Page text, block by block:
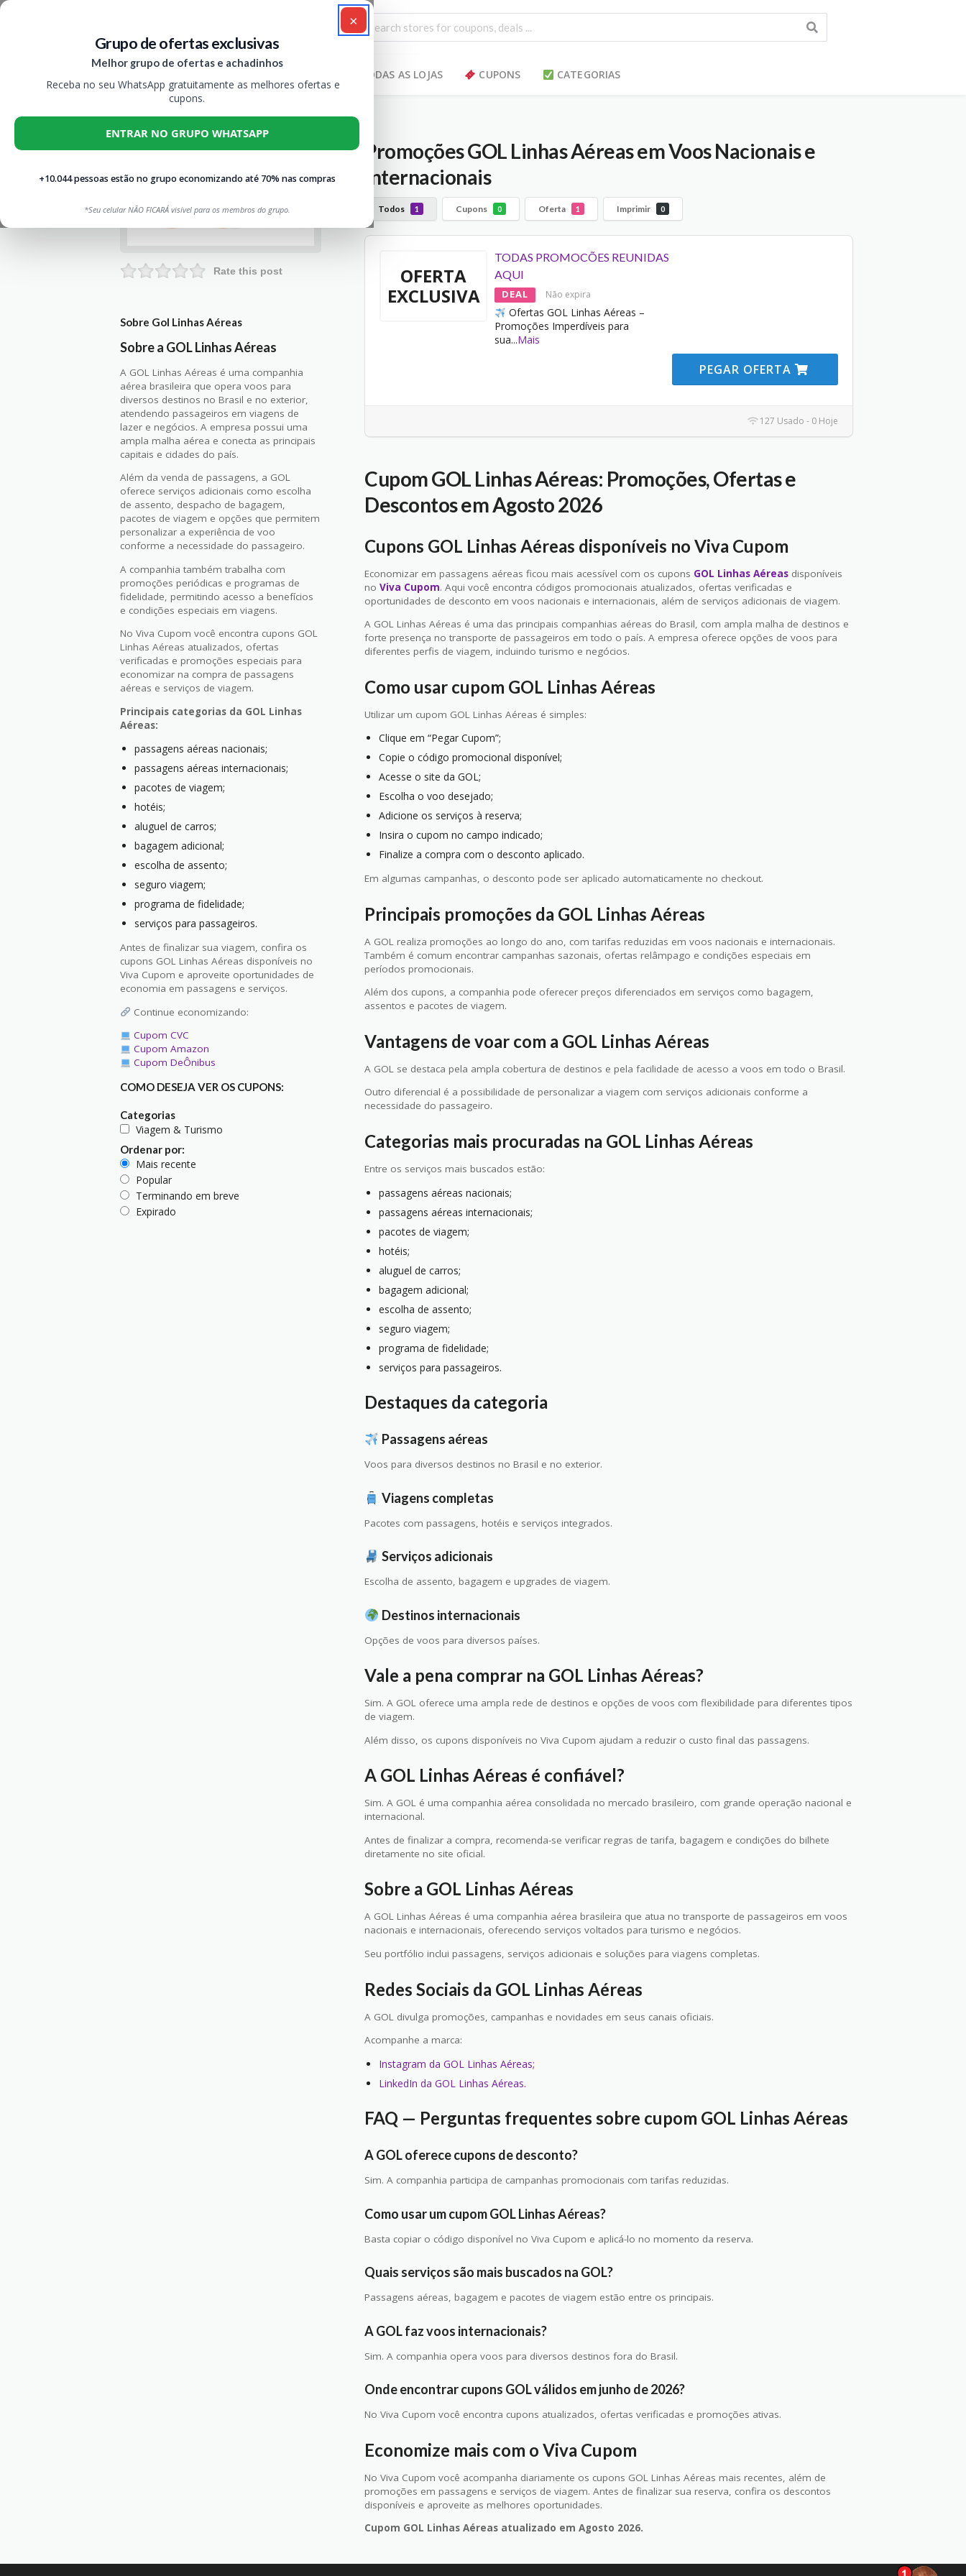
×
Grupo de ofertas exclusivas
Melhor grupo de ofertas e achadinhos
Receba no seu WhatsApp gratuitamente as melhores ofertas e
cupons.
ENTRAR NO GRUPO WHATSAPP
+10.044 pessoas estão no grupo economizando até 70% nas compras
*Seu celular NÃO FICARÁ visível para os membros do grupo.
TODAS AS LOJAS CUPONS CATEGORIAS
Promoções GOL Linhas Aéreas em Voos Nacionais e
Internacionais
Todos 1 Cupons 0 Oferta 1 Imprimir 0
OFERTA
EXCLUSIVA
TODAS PROMOCÕES REUNIDAS
AQUI
DEAL Não expira
Ofertas GOL Linhas Aéreas –
Promoções Imperdíveis para
sua...Mais
PEGAR OFERTA
127 Usado - 0 Hoje
Cupom GOL Linhas Aéreas: Promoções, Ofertas e
Descontos em Agosto 2026
Cupons GOL Linhas Aéreas disponíveis no Viva Cupom
Economizar em passagens aéreas ficou mais acessível com os cupons GOL Linhas Aéreas disponíveis
no Viva Cupom. Aqui você encontra códigos promocionais atualizados, ofertas verificadas e
oportunidades de desconto em voos nacionais e internacionais, além de serviços adicionais de viagem.
A GOL Linhas Aéreas é uma das principais companhias aéreas do Brasil, com ampla malha de destinos e
forte presença no transporte de passageiros em todo o país. A empresa oferece opções de voos para
diferentes perfis de viagem, incluindo turismo e negócios.
Como usar cupom GOL Linhas Aéreas
Utilizar um cupom GOL Linhas Aéreas é simples:
Clique em “Pegar Cupom”;
Copie o código promocional disponível;
Acesse o site da GOL;
Escolha o voo desejado;
Adicione os serviços à reserva;
Insira o cupom no campo indicado;
Finalize a compra com o desconto aplicado.
Em algumas campanhas, o desconto pode ser aplicado automaticamente no checkout.
Principais promoções da GOL Linhas Aéreas
A GOL realiza promoções ao longo do ano, com tarifas reduzidas em voos nacionais e internacionais.
Também é comum encontrar campanhas sazonais, ofertas relâmpago e condições especiais em
períodos promocionais.
Além dos cupons, a companhia pode oferecer preços diferenciados em serviços como bagagem,
assentos e pacotes de viagem.
Vantagens de voar com a GOL Linhas Aéreas
A GOL se destaca pela ampla cobertura de destinos e pela facilidade de acesso a voos em todo o Brasil.
Outro diferencial é a possibilidade de personalizar a viagem com serviços adicionais conforme a
necessidade do passageiro.
Categorias mais procuradas na GOL Linhas Aéreas
Entre os serviços mais buscados estão:
passagens aéreas nacionais;
passagens aéreas internacionais;
pacotes de viagem;
hotéis;
aluguel de carros;
bagagem adicional;
escolha de assento;
seguro viagem;
programa de fidelidade;
serviços para passageiros.
Destaques da categoria
Passagens aéreas
Voos para diversos destinos no Brasil e no exterior.
Viagens completas
Pacotes com passagens, hotéis e serviços integrados.
Serviços adicionais
Escolha de assento, bagagem e upgrades de viagem.
Destinos internacionais
Opções de voos para diversos países.
Vale a pena comprar na GOL Linhas Aéreas?
Sim. A GOL oferece uma ampla rede de destinos e opções de voos com flexibilidade para diferentes tipos
de viagem.
Além disso, os cupons disponíveis no Viva Cupom ajudam a reduzir o custo final das passagens.
A GOL Linhas Aéreas é confiável?
Sim. A GOL é uma companhia aérea consolidada no mercado brasileiro, com grande operação nacional e
internacional.
Antes de finalizar a compra, recomenda-se verificar regras de tarifa, bagagem e condições do bilhete
diretamente no site oficial.
Sobre a GOL Linhas Aéreas
A GOL Linhas Aéreas é uma companhia aérea brasileira que atua no transporte de passageiros em voos
nacionais e internacionais, oferecendo serviços voltados para turismo e negócios.
Seu portfólio inclui passagens, serviços adicionais e soluções para viagens completas.
Redes Sociais da GOL Linhas Aéreas
A GOL divulga promoções, campanhas e novidades em seus canais oficiais.
Acompanhe a marca:
Instagram da GOL Linhas Aéreas;
LinkedIn da GOL Linhas Aéreas.
FAQ — Perguntas frequentes sobre cupom GOL Linhas Aéreas
A GOL oferece cupons de desconto?
Sim. A companhia participa de campanhas promocionais com tarifas reduzidas.
Como usar um cupom GOL Linhas Aéreas?
Basta copiar o código disponível no Viva Cupom e aplicá-lo no momento da reserva.
Quais serviços são mais buscados na GOL?
Passagens aéreas, bagagem e pacotes de viagem estão entre os principais.
A GOL faz voos internacionais?
Sim. A companhia opera voos para diversos destinos fora do Brasil.
Onde encontrar cupons GOL válidos em junho de 2026?
No Viva Cupom você encontra cupons atualizados, ofertas verificadas e promoções ativas.
Economize mais com o Viva Cupom
No Viva Cupom você acompanha diariamente os cupons GOL Linhas Aéreas mais recentes, além de
promoções em passagens e serviços de viagem. Antes de finalizar sua reserva, confira os descontos
disponíveis e aproveite as melhores oportunidades.
Cupom GOL Linhas Aéreas atualizado em Agosto 2026.
Rate this post
Sobre Gol Linhas Aéreas
Sobre a GOL Linhas Aéreas
A GOL Linhas Aéreas é uma companhia
aérea brasileira que opera voos para
diversos destinos no Brasil e no exterior,
atendendo passageiros em viagens de
lazer e negócios. A empresa possui uma
ampla malha aérea e conecta as principais
capitais e cidades do país.
Além da venda de passagens, a GOL
oferece serviços adicionais como escolha
de assento, despacho de bagagem,
pacotes de viagem e opções que permitem
personalizar a experiência de voo
conforme a necessidade do passageiro.
A companhia também trabalha com
promoções periódicas e programas de
fidelidade, permitindo acesso a benefícios
e condições especiais em viagens.
No Viva Cupom você encontra cupons GOL
Linhas Aéreas atualizados, ofertas
verificadas e promoções especiais para
economizar na compra de passagens
aéreas e serviços de viagem.
Principais categorias da GOL Linhas
Aéreas:
passagens aéreas nacionais;
passagens aéreas internacionais;
pacotes de viagem;
hotéis;
aluguel de carros;
bagagem adicional;
escolha de assento;
seguro viagem;
programa de fidelidade;
serviços para passageiros.
Antes de finalizar sua viagem, confira os
cupons GOL Linhas Aéreas disponíveis no
Viva Cupom e aproveite oportunidades de
economia em passagens e serviços.
Continue economizando:
Cupom CVC
Cupom Amazon
Cupom DeÔnibus
COMO DESEJA VER OS CUPONS:
Categorias
Viagem & Turismo
Ordenar por:
Mais recente
Popular
Terminando em breve
Expirado